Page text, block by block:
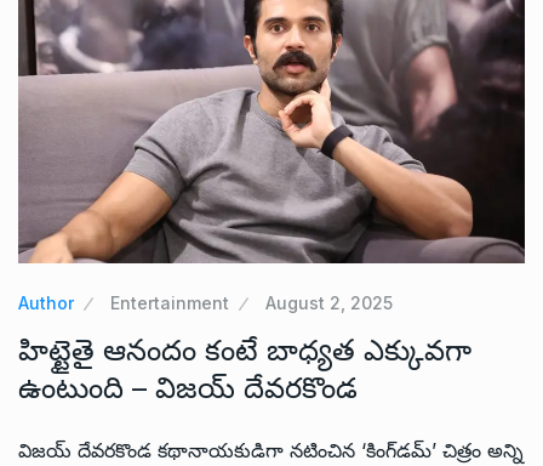
Author Entertainment August 2, 2025
హిట్టైతై ఆనందం కంటే బాధ్యత ఎక్కువగా
ఉంటుంది – విజయ్ దేవరకొండ
విజయ్ దేవరకొండ కథానాయకుడిగా నటించిన ‘కింగ్‌డమ్’ చిత్రం అన్ని